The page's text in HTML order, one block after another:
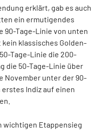
erklärt, gab es auch
ein ermutigendes
90-Tage-Linie von unten
klassisches Golden-
Tage-Linie die 200-
die 50-Tage-Linie über
November unter der 90-
erstes Indiz auf einen
wichtigen Etappensieg